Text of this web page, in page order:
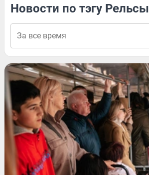
Новости по тэгу Рельсы